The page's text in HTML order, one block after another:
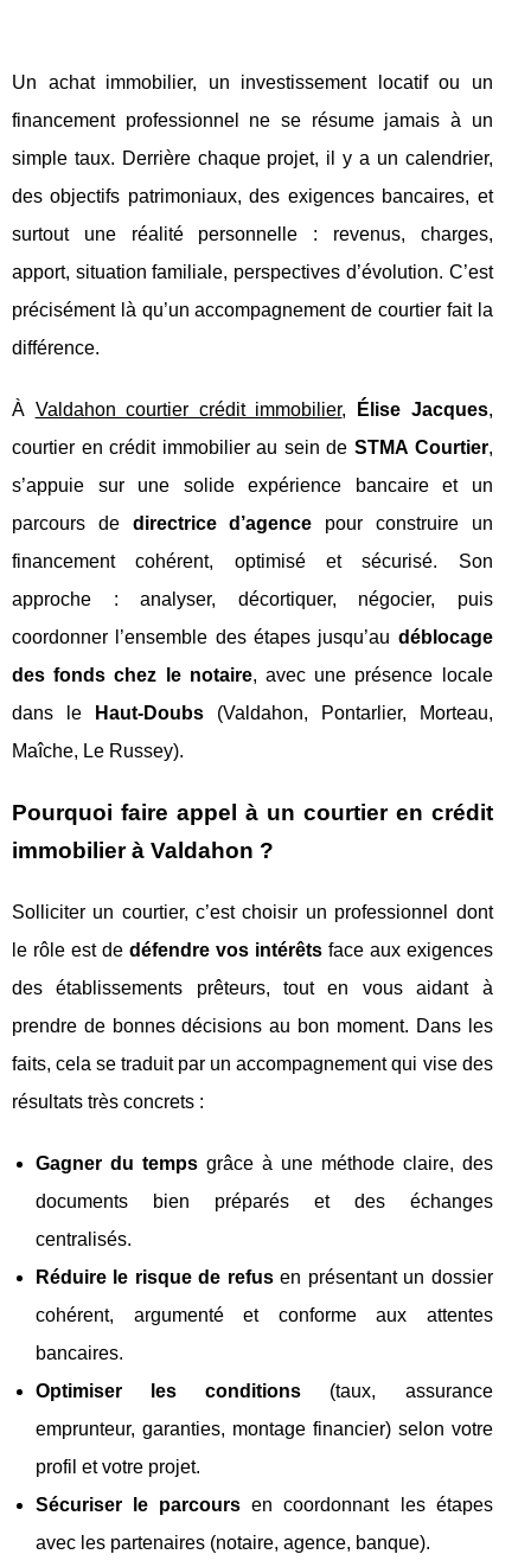
Un achat immobilier, un investissement locatif ou un
financement professionnel ne se résume jamais à un
simple taux. Derrière chaque projet, il y a un calendrier,
des objectifs patrimoniaux, des exigences bancaires, et
surtout une réalité personnelle : revenus, charges,
apport, situation familiale, perspectives d’évolution. C’est
précisément là qu’un accompagnement de courtier fait la
différence.
À Valdahon courtier crédit immobilier, Élise Jacques,
courtier en crédit immobilier au sein deSTMA Courtier,
s’appuie sur une solide expérience bancaire et un
parcours de directrice d’agence pour construire un
financement cohérent, optimisé et sécurisé. Son
approche : analyser, décortiquer, négocier, puis
coordonner l’ensemble des étapes jusqu’au déblocage
des fonds chez le notaire, avec une présence locale
dans le
Haut-Doubs(Valdahon, Pontarlier, Morteau,
Maîche, Le Russey).
Pourquoi faire appel à un courtier en crédit
immobilier à Valdahon ?
Solliciter un courtier, c’est choisir un professionnel dont
le rôle est de défendre vos intérêtsface aux exigences
des établissements prêteurs, tout en vous aidant à
prendre de bonnes décisions au bon moment. Dans les
faits, cela se traduit par un accompagnement qui vise des
résultats très concrets :
Gagner du tempsgrâce à une méthode claire, des
documents bien préparés et des échanges
centralisés.
Réduire le risque de refusen présentant un dossier
cohérent, argumenté et conforme aux attentes
bancaires.
Optimiser les conditions (taux, assurance
emprunteur, garanties, montage financier) selon votre
profil et votre projet.
Sécuriser le parcours en coordonnant les étapes
avec les partenaires (notaire, agence, banque).